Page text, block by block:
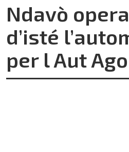
Ndavò
d’isté
per l Aut